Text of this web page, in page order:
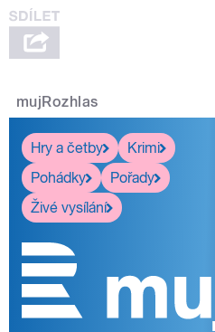
mujRozhlas
Hry a četby
Krimi
Pohádky
Pořady
Živé vysílání